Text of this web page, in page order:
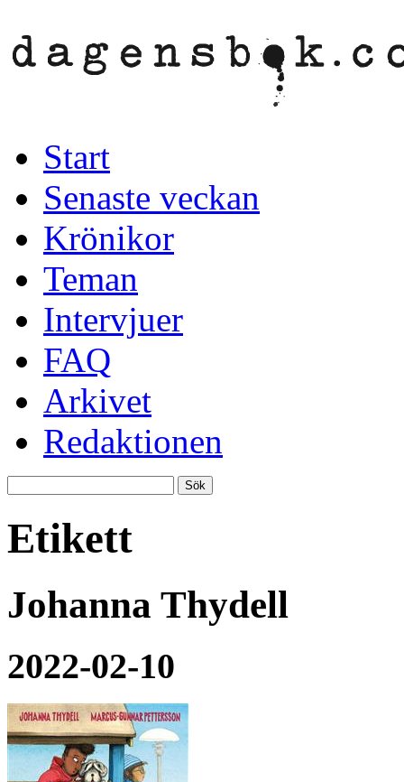
Start
Senaste veckan
Krönikor
Teman
Intervjuer
FAQ
Arkivet
Redaktionen
Etikett
Johanna Thydell
2022-02-10